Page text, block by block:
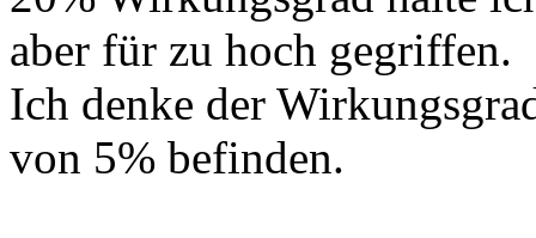
aber für zu hoch gegriffen.
Ich denke der
von 5% befinden.